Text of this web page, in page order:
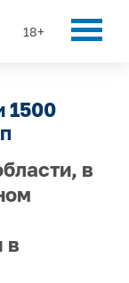
18+
1500
в
в